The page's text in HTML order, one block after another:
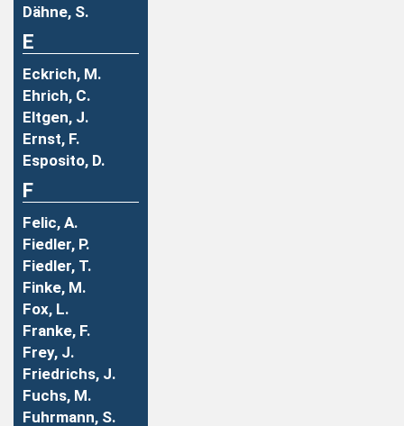
Dähne, S.
E
Eckrich, M.
Ehrich, C.
Eltgen, J.
Ernst, F.
Esposito, D.
F
Felic, A.
Fiedler, P.
Fiedler, T.
Finke, M.
Fox, L.
Franke, F.
Frey, J.
Friedrichs, J.
Fuchs, M.
Fuhrmann, S.